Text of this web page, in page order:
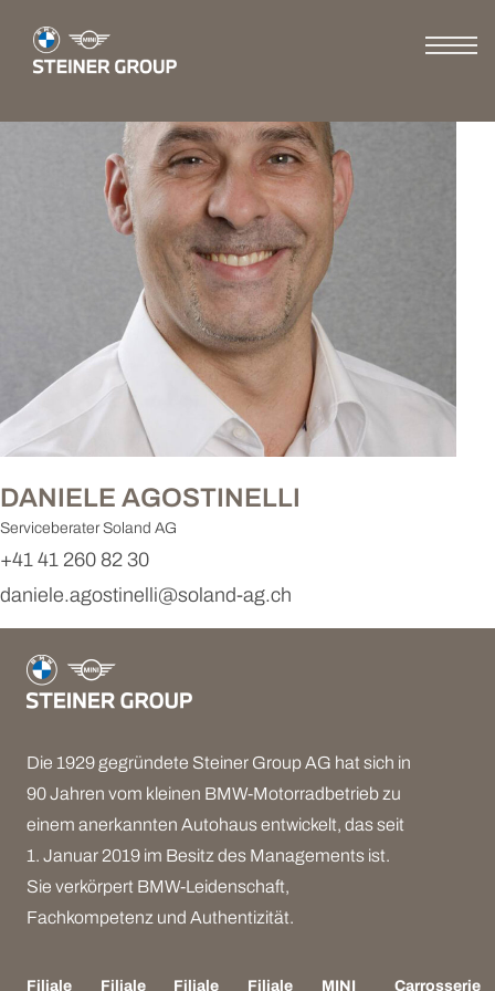
DANIELE AGOSTINELLI
Serviceberater Soland AG
+41 41 260 82 30
daniele.agostinelli@soland-ag.ch
Die 1929 gegründete Steiner Group AG hat sich in
90 Jahren vom kleinen BMW-Motorradbetrieb zu
einem anerkannten Autohaus entwickelt, das seit
1. Januar 2019 im Besitz des Managements ist.
Sie verkörpert BMW-Leidenschaft,
Fachkompetenz und Authentizität.
Filiale Filiale Filiale Filiale MINI Carrosserie